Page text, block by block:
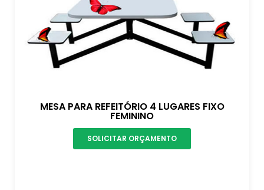
MESA PARA REFEITÓRIO 4 LUGARES FIXO
FEMININO
SOLICITAR ORÇAMENTO